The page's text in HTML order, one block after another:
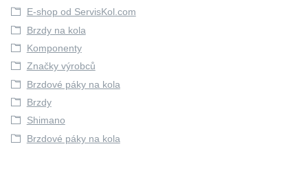
E-shop od ServisKol.com
Brzdy na kola
Komponenty
Značky výrobců
Brzdové páky na kola
Brzdy
Shimano
Brzdové páky na kola